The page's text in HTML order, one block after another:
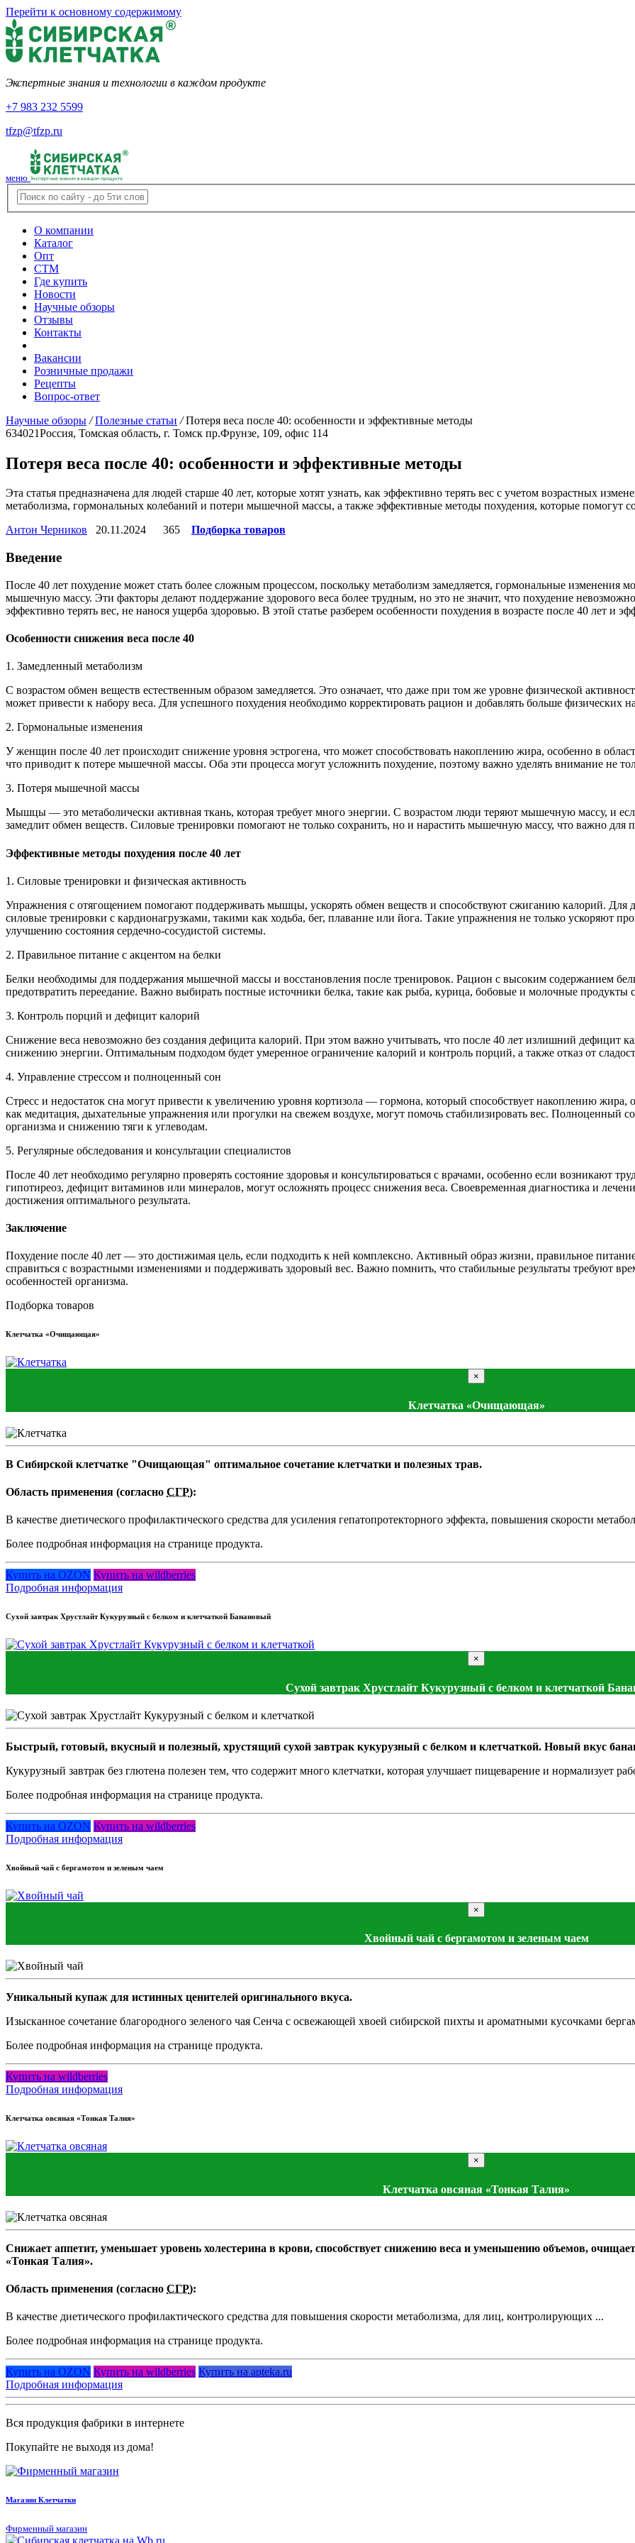
Перейти к основному содержимому
Экспертные знания и технологии в каждом продукте
+7 983 232 5599
tfzp@tfzp.ru
меню
О компании
Каталог
Опт
СТМ
Где купить
Новости
Научные обзоры
Отзывы
Контакты
Вакансии
Розничные продажи
Рецепты
Вопрос-ответ
Научные обзоры / Полезные статьи / Потеря веса после 40: особенности и эффективные методы
634021Россия, Томская область, г. Томск пр.Фрунзе, 109, офис 114
Потеря веса после 40: особенности и эффективные методы
Эта статья предназначена для людей старше 40 лет, которые хотят узнать, как эффективно терять вес с учетом возрастных
метаболизма, гормональных колебаний и потери мышечной массы, а также эффективные методы похудения, которые помогут
Антон Черников
20.11.2024 365 Подборка товаров
Введение
После 40 лет похудение может стать более сложным процессом, поскольку метаболизм замедляется, гормональные изменения
мышечную массу. Эти факторы делают поддержание здорового веса более трудным, но это не значит, что похудение
эффективно терять вес, не нанося ущерба здоровью. В этой статье разберем особенности похудения в возрасте после 40 лет и
Особенности снижения веса после 40
1. Замедленный метаболизм
С возрастом обмен веществ естественным образом замедляется. Это означает, что даже при том же уровне физической
может привести к набору веса. Для успешного похудения необходимо корректировать рацион и добавлять больше физических
2. Гормональные изменения
У женщин после 40 лет происходит снижение уровня эстрогена, что может способствовать накоплению жира, особенно в
что приводит к потере мышечной массы. Оба эти процесса могут усложнить похудение, поэтому важно уделять внимание не
3. Потеря мышечной массы
Мышцы — это метаболически активная ткань, которая требует много энергии. С возрастом люди теряют мышечную массу, и
замедлит обмен веществ. Силовые тренировки помогают не только сохранить, но и нарастить мышечную массу, что важно для
Эффективные методы похудения после 40 лет
1. Силовые тренировки и физическая активность
Упражнения с отягощением помогают поддерживать мышцы, ускорять обмен веществ и способствуют сжиганию калорий. Для
силовые тренировки с кардионагрузками, такими как ходьба, бег, плавание или йога. Такие упражнения не только ускоряют
улучшению состояния сердечно-сосудистой системы.
2. Правильное питание с акцентом на белки
Белки необходимы для поддержания мышечной массы и восстановления после тренировок. Рацион с высоким содержанием
предотвратить переедание. Важно выбирать постные источники белка, такие как рыба, курица, бобовые и молочные
3. Контроль порций и дефицит калорий
Снижение веса невозможно без создания дефицита калорий. При этом важно учитывать, что после 40 лет излишний дефицит
снижению энергии. Оптимальным подходом будет умеренное ограничение калорий и контроль порций, а также отказ от
4. Управление стрессом и полноценный сон
Стресс и недостаток сна могут привести к увеличению уровня кортизола — гормона, который способствует накоплению
как медитация, дыхательные упражнения или прогулки на свежем воздухе, могут помочь стабилизировать вес. Полноценный
организма и снижению тяги к углеводам.
5. Регулярные обследования и консультации специалистов
После 40 лет необходимо регулярно проверять состояние здоровья и консультироваться с врачами, особенно если возникают
гипотиреоз, дефицит витаминов или минералов, могут осложнять процесс снижения веса. Своевременная диагностика и
достижения оптимального результата.
Заключение
Похудение после 40 лет — это достижимая цель, если подходить к ней комплексно. Активный образ жизни, правильное
справиться с возрастными изменениями и поддерживать здоровый вес. Важно помнить, что стабильные результаты требуют
особенностей организма.
Подборка товаров
Клетчатка «Очищающая»
×
Клетчатка «Очищающая»
В Сибирской клетчатке "Очищающая" оптимальное сочетание клетчатки и полезных трав.
Область применения (согласно СГР):
В качестве диетического профилактического средства для усиления гепатопротекторного эффекта, повышения скорости
Более подробная информация на странице продукта.
Купить на OZON Купить на wildberries
Подробная информация
Сухой завтрак Хрустлайт Кукурузный с белком и клетчаткой Банановый
×
Сухой завтрак Хрустлайт Кукурузный с белком и клетчаткой
Быстрый, готовый, вкусный и полезный, хрустящий сухой завтрак кукурузный с белком и клетчаткой. Новый вкус
Кукурузный завтрак без глютена полезен тем, что содержит много клетчатки, которая улучшает пищеварение и нормализует
Более подробная информация на странице продукта.
Купить на OZON Купить на wildberries
Подробная информация
Хвойный чай с бергамотом и зеленым чаем
×
Хвойный чай с бергамотом и зеленым чаем
Уникальный купаж для истинных ценителей оригинального вкуса.
Изысканное сочетание благородного зеленого чая Сенча с освежающей хвоей сибирской пихты и ароматными кусочками
Более подробная информация на странице продукта.
Купить на wildberries
Подробная информация
Клетчатка овсяная «Тонкая Талия»
×
Клетчатка овсяная «Тонкая Талия»
Снижает аппетит, уменьшает уровень холестерина в крови, способствует снижению веса и уменьшению объемов,
«Тонкая Талия».
Область применения (согласно СГР):
В качестве диетического профилактического средства для повышения скорости метаболизма, для лиц, контролирующих ...
Более подробная информация на странице продукта.
Купить на OZON Купить на wildberries Купить на apteka.ru
Подробная информация
Вся продукция фабрики в интернете
Покупайте не выходя из дома!
Магазин Клетчатки
Фирменный магазин